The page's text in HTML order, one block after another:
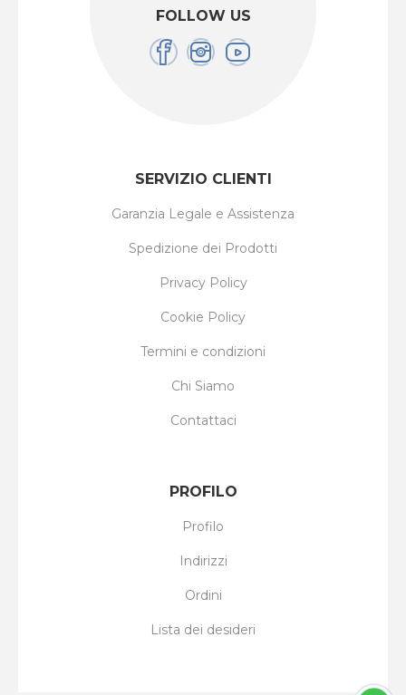
FOLLOW US
SERVIZIO CLIENTI
Garanzia Legale e Assistenza
Spedizione dei Prodotti
Privacy Policy
Cookie Policy
Termini e condizioni
Chi Siamo
Contattaci
PROFILO
Profilo
Indirizzi
Ordini
Lista dei desideri